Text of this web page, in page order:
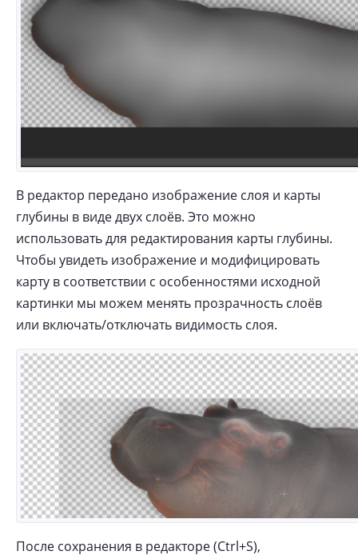
В редактор передано изображение слоя и карты
глубины в виде двух слоёв. Это можно
использовать для редактирования карты глубины.
Чтобы увидеть изображение и модифицировать
карту в соответствии с особенностями исходной
картинки мы можем менять прозрачность слоёв
или включать/отключать видимость слоя.
После сохранения в редакторе (Ctrl+S),